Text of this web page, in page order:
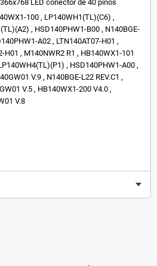
LED conector de 40 pinos
100 , LP140WH1(TL)(C6) ,
, HSD140PHW1-B00 , N140BGE-
A02 , LTN140AT07-H01 ,
H01 , M140NWR2 R1 , HB140WX1-101
, HSD140PHW1-A00 ,
V.9 , N140BGE-L22 REV.C1 ,
V.5 , HB140WX1-200 V4.0 ,
V.8